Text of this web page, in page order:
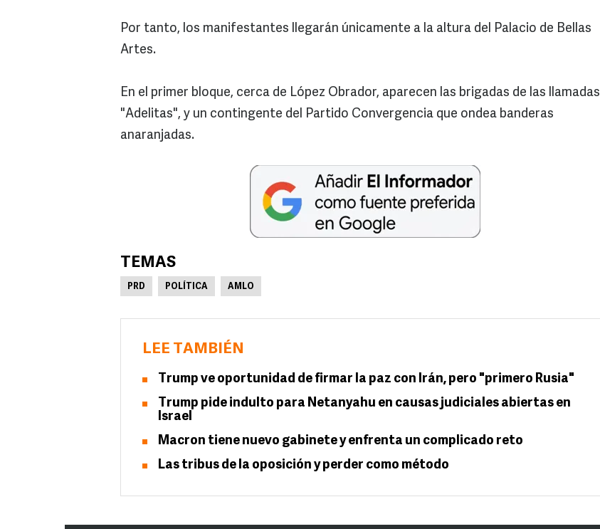
Por tanto, los manifestantes llegarán únicamente a la altura del Palacio de Bellas
Artes.
En el primer bloque, cerca de López Obrador, aparecen las brigadas de las llamadas
"Adelitas", y un contingente del Partido Convergencia que ondea banderas
anaranjadas.
TEMAS
PRD POLÍTICA AMLO
LEE TAMBIÉN
Trump ve oportunidad de firmar la paz con Irán, pero "primero Rusia"
Trump pide indulto para Netanyahu en causas judiciales abiertas en
Israel
Macron tiene nuevo gabinete y enfrenta un complicado reto
Las tribus de la oposición y perder como método